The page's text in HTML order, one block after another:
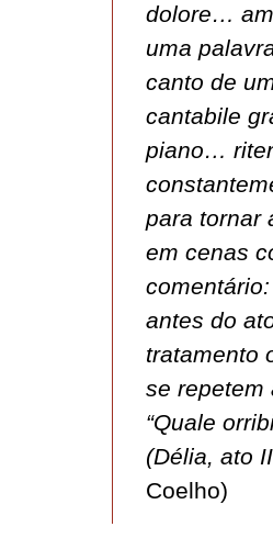
dolore…
uma
canto de
cantabile
piano…
para tornar
em cenas
antes do
tratamento
se repetem
“Quale
(Délia, ato
Coelho)